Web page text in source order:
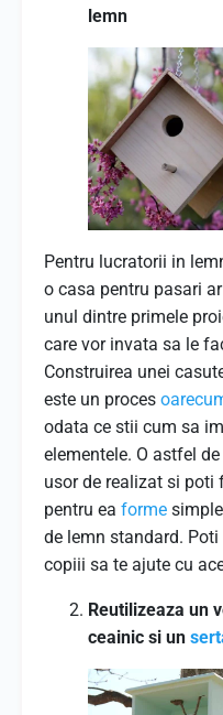
lemn
Pentru lucratorii in
o casa pentru pasari
unul dintre primele
care vor invata sa le
Construirea unei
este un proces
odata ce stii cum sa
elementele. O astfel
usor de realizat si poti
pentru ea forme
de lemn standard.
copiii sa te ajute cu
Reutilizeaza un
ceainic si un